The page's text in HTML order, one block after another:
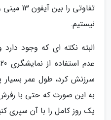
نیستیم.
البته نکته ای که وجود
سرزنش کرد، طول عمر
یک روز کامل را با آن سپری